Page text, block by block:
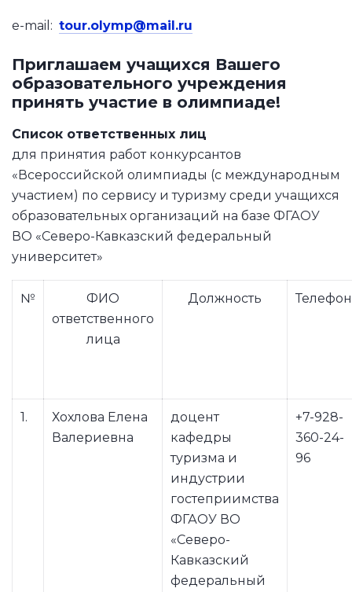
e-mail: tour.olymp@mail.ru
Приглашаем учащихся Вашего
образовательного учреждения
принять участие в олимпиаде!
Список ответственных лиц
для принятия работ конкурсантов
«Всероссийской олимпиады (с международным
участием) по сервису и туризму среди учащихся
образовательных организаций на базе ФГАОУ
ВО «Северо-Кавказский федеральный
университет»
№
ФИО
ответственного
лица
Должность Телефон
1.
Хохлова Елена
Валериевна
доцент
кафедры
туризма и
индустрии
гостеприимства
ФГАОУ ВО
«Северо-
Кавказский
федеральный
+7-928-
360-24-
96